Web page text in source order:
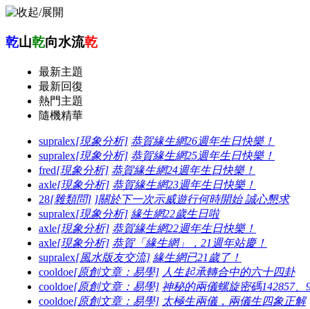
乾山乾向水流乾
最新主題
最新回復
熱門主題
隨機精華
supralex[現象分析] 恭賀緣生網26週年生日快樂！
supralex[現象分析] 恭賀緣生網25週年生日快樂！
fred[現象分析] 恭賀緣生網24週年生日快樂！
axle[現象分析] 恭賀緣生網23週年生日快樂！
28[雜類問] ]關於下一次示威遊行何時開始 誠心懇求
supralex[現象分析] 緣生網22歲生日啦
axle[現象分析] 恭賀緣生網22週年生日快樂！
axle[現象分析] 恭賀「緣生網」，21週年站慶！
supralex[風水版友交流] 緣生網已21歲了！
cooldoe[原創文章：易學] 人生起承轉合中的六十四卦
cooldoe[原創文章：易學] 神秘的兩儀螺旋密碼142857、
cooldoe[原創文章：易學] 太極生兩儀，兩儀生四象正解